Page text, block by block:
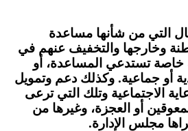
التي من شأنها مساعدة
وخارجها والتخفيف عنهم في
تستدعي المساعدة، أو
أو جماعية. وكذلك دعم وتمويل
الاجتماعية وتلك التي ترعى
أو العجزة، وغيرها من
مجلس الإدارة.